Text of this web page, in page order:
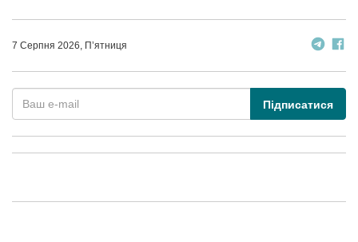
7 Серпня 2026, П’ятниця
Підписатися